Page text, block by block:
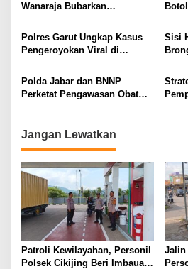
Wanaraja Bubarkan
Amankan Sepeda Motor
Berknalpot Tidak Sesuai
Spesifikasi Teknis
Polres Garut Ungkap Kasus
Pengeroyokan Viral di
Knalpot Brong
Sisi
Polda Jabar dan BNNP
Perketat Pengawasan Obat
Provinsi
Jangan Lewatkan
Patroli Kewilayahan, Personil
Polsek Cikijing Beri Imbauan
Jalin